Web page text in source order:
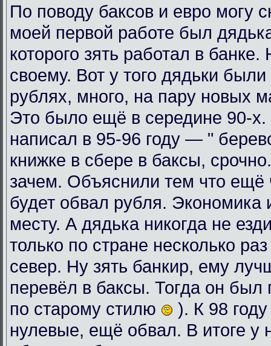
По поводу баксов и евро могу
моей первой работе был
которого зять работал в
своему. Вот у того дядьки
рублях, много, на пару новых
Это было ещё в середине 90-х.
написал в 95-96 году — "
книжке в сбере в баксы,
зачем. Объяснили тем что ещё
будет обвал рубля. Экономика
месту. А дядька никогда не
только по стране несколько
север. Ну зять банкир, ему
перевёл в баксы. Тогда он был
по старому стилю
). К 98
нулевые, ещё обвал. В итоге у